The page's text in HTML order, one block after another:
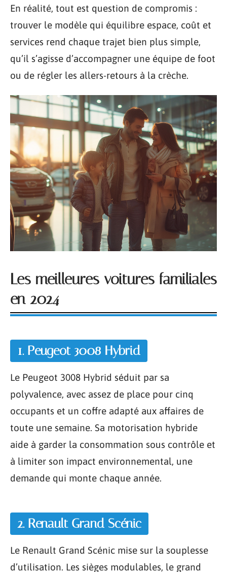
En réalité, tout est question de compromis :
trouver le modèle qui équilibre espace, coût et
services rend chaque trajet bien plus simple,
qu’il s’agisse d’accompagner une équipe de foot
ou de régler les allers-retours à la crèche.
Les meilleures voitures familiales
en 2024
1. Peugeot 3008 Hybrid
Le Peugeot 3008 Hybrid séduit par sa
polyvalence, avec assez de place pour cinq
occupants et un coffre adapté aux affaires de
toute une semaine. Sa motorisation hybride
aide à garder la consommation sous contrôle et
à limiter son impact environnemental, une
demande qui monte chaque année.
2. Renault Grand Scénic
Le Renault Grand Scénic mise sur la souplesse
d’utilisation. Les sièges modulables, le grand